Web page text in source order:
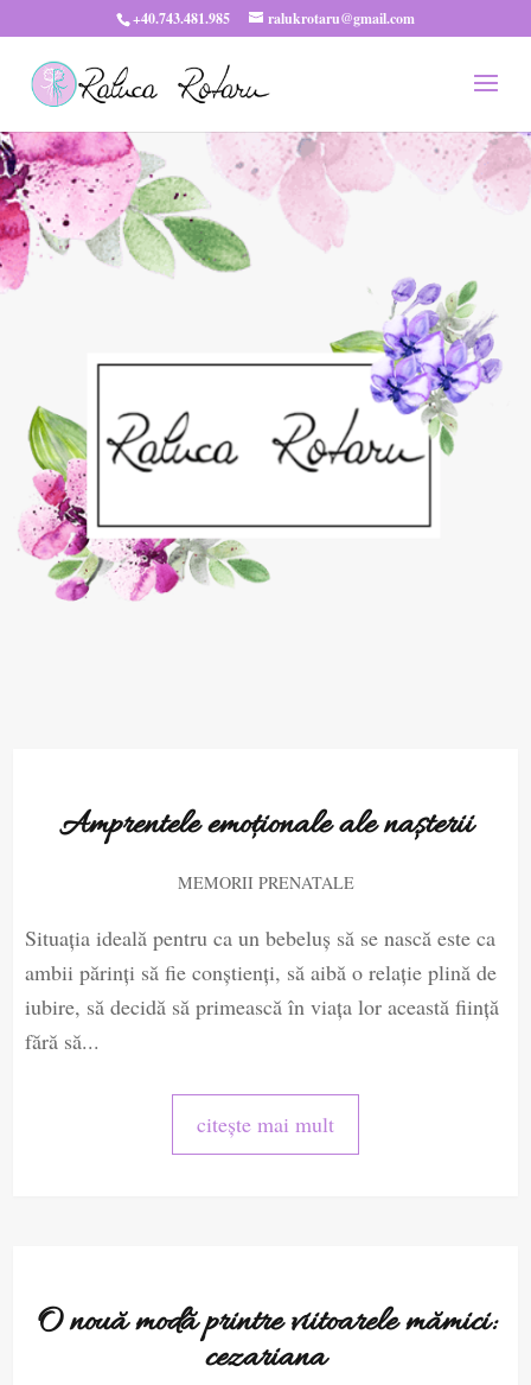
+40.743.481.985 ralukrotaru@gmail.com
Amprentele emoționale ale nașterii
MEMORII PRENATALE
Situaţia ideală pentru ca un bebeluş să se nască este ca
ambii părinţi să fie conştienţi, să aibă o relaţie plină de
iubire, să decidă să primească în viaţa lor această fiinţă
fără să...
citește mai mult
O nouă modă printre viitoarele mămici:
cezariana